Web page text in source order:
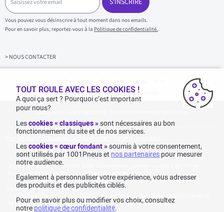
a
i
s
i
s
z
v
S'INSCRIRE
Vous pouvez vous désinscrire à tout moment dans nos emails.
Pour en savoir plus, reportez-vous à la Politique de confidentialité..
> NOUS CONTACTER
Achats & paiements 100% sécurisés
1001pneus - Copyright 2026 - Tous droits réservés 1001Pneus
Livraison gratuite : pour tout achat d'un montant supérieur ou égal à 70€ TTC (en-
dessous de 70€ TTC, les frais de livraison sont de 7,90€ TTC).
Tarif catalogue manufacturier en vigueur non remisé. Ne reflète pas le tarif
généralement constaté sur le site.
Agrégation des notes Avis Vérifiés constatées le 23/02/2026 basé sur 468 avis sur les 12
derniers mois et un total de 623 avis depuis le 03/06/2022 pour la Belgique.
TOUT ROULE AVEC LES COOKIES !
A quoi ça sert ? Pourquoi c’est important
pour nous?
Lescookies « classiques »sont nécessaires au bon
fonctionnement du site et de nos services.
Lescookies « cœur fondant » soumis à votre consentement,
sont utilisés par 1001Pneus et nos partenaires pour mesurer
notre audience.
Egalement à personnaliser votre expérience, vous adresser
des produits et des publicités ciblés.
Pour en savoir plus ou modifier vos choix, consultez
notre politique de confidentialité.